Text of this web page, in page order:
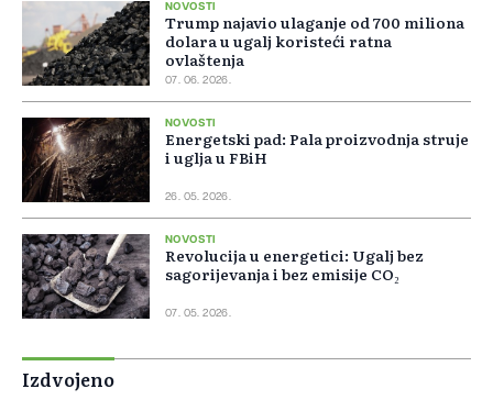
NOVOSTI
Trump najavio ulaganje od 700 miliona
dolara u ugalj koristeći ratna
ovlaštenja
07. 06. 2026.
NOVOSTI
Energetski pad: Pala proizvodnja struje
i uglja u FBiH
26. 05. 2026.
NOVOSTI
Revolucija u energetici: Ugalj bez
sagorijevanja i bez emisije CO₂
07. 05. 2026.
Izdvojeno